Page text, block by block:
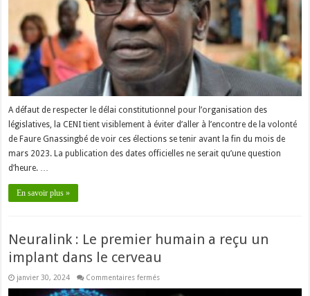
A défaut de respecter le délai constitutionnel pour l’organisation des
législatives, la CENI tient visiblement à éviter d’aller à l’encontre de la volonté
de Faure Gnassingbé de voir ces élections se tenir avant la fin du mois de
mars 2023. La publication des dates officielles ne serait qu’une question
d’heure. …
En savoir plus »
Neuralink : Le premier humain a reçu un
implant dans le cerveau
janvier 30, 2024 Commentaires ferméssur